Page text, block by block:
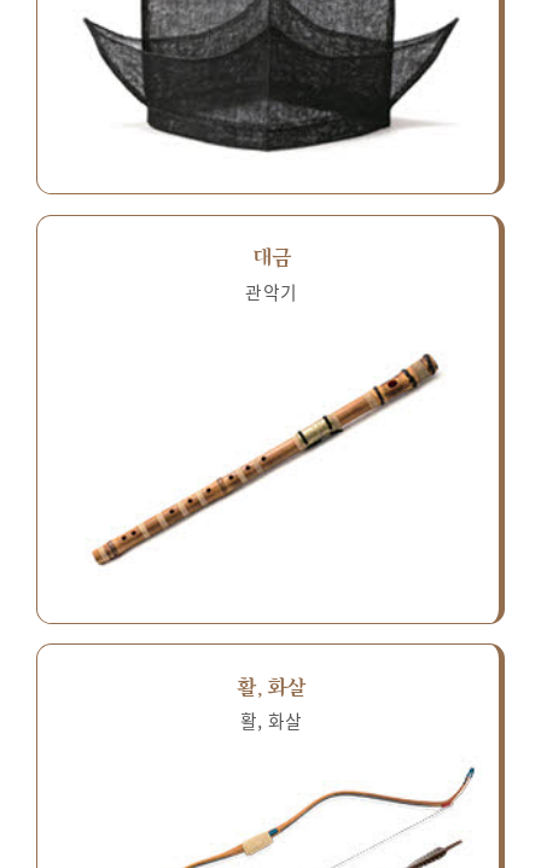
대금
관악기
활, 화살
활, 화살